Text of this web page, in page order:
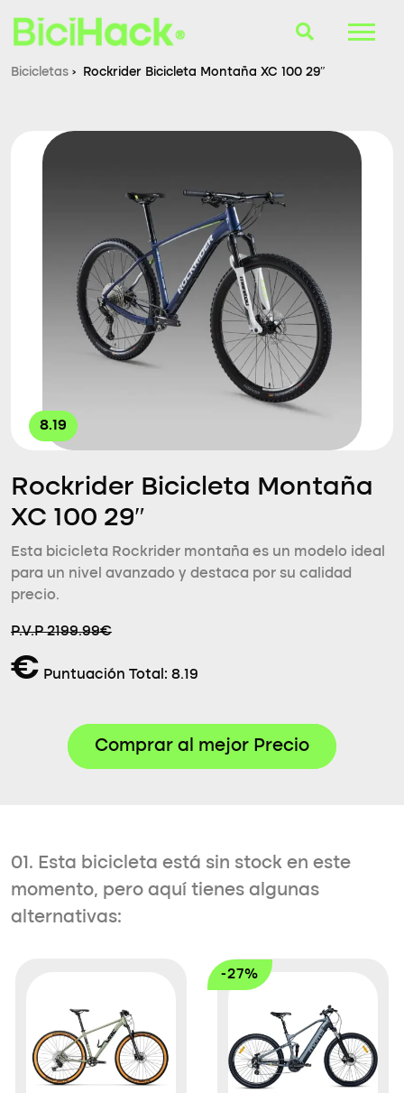
Bicicletas
Cascos
Accesorios
Consultorio
Blog
Bicicletas › Rockrider Bicicleta Montaña XC 100 29″
8.19
Rockrider Bicicleta Montaña
XC 100 29″
Esta bicicleta Rockrider montaña es un modelo ideal
para un nivel avanzado y destaca por su calidad
precio.
P.V.P 2199.99€
€ Puntuación Total: 8.19
Comprar al mejor Precio
01. Esta bicicleta está sin stock en este
momento, pero aquí tienes algunas
alternativas:
-27%